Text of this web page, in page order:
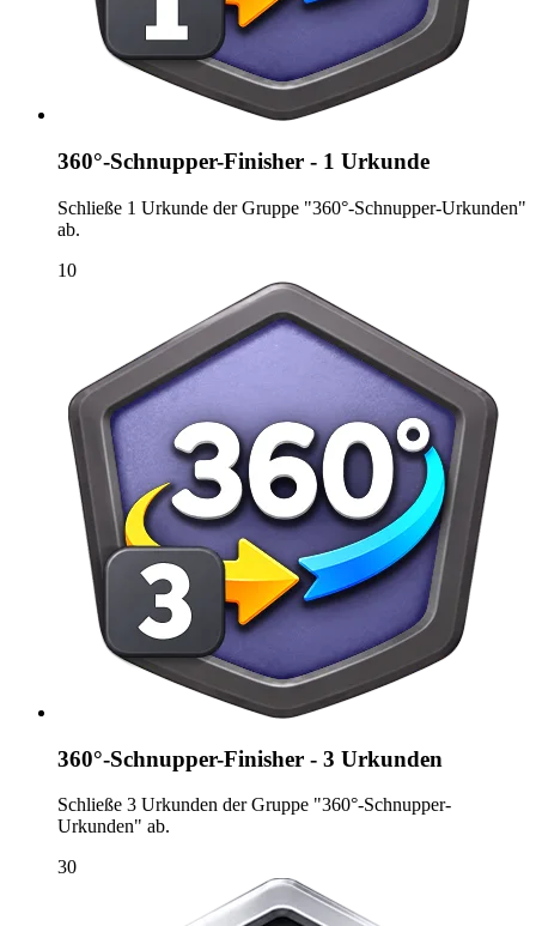
360°-Schnupper-Finisher - 1 Urkunde
Schließe 1 Urkunde der Gruppe "360°-Schnupper-Urkunden"
ab.
10
360°-Schnupper-Finisher - 3 Urkunden
Schließe 3 Urkunden der Gruppe "360°-Schnupper-
Urkunden" ab.
30